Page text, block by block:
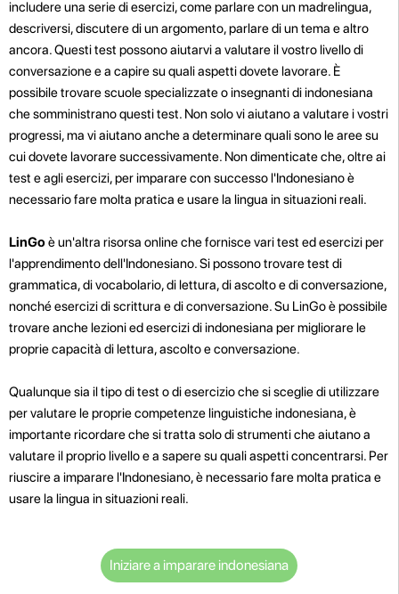
includere una serie di esercizi, come parlare con un madrelingua,
descriversi, discutere di un argomento, parlare di un tema e altro
ancora. Questi test possono aiutarvi a valutare il vostro livello di
conversazione e a capire su quali aspetti dovete lavorare. È
possibile trovare scuole specializzate o insegnanti di indonesiana
che somministrano questi test. Non solo vi aiutano a valutare i vostri
progressi, ma vi aiutano anche a determinare quali sono le aree su
cui dovete lavorare successivamente. Non dimenticate che, oltre ai
test e agli esercizi, per imparare con successo l'Indonesiano è
necessario fare molta pratica e usare la lingua in situazioni reali.
LinGoè un'altra risorsa online che fornisce vari test ed esercizi per
l'apprendimento dell'Indonesiano. Si possono trovare test di
grammatica, di vocabolario, di lettura, di ascolto e di conversazione,
nonché esercizi di scrittura e di conversazione. Su LinGo è possibile
trovare anche lezioni ed esercizi di indonesiana per migliorare le
proprie capacità di lettura, ascolto e conversazione.
Qualunque sia il tipo di test o di esercizio che si sceglie di utilizzare
per valutare le proprie competenze linguistiche indonesiana, è
importante ricordare che si tratta solo di strumenti che aiutano a
valutare il proprio livello e a sapere su quali aspetti concentrarsi. Per
riuscire a imparare l'Indonesiano, è necessario fare molta pratica e
usare la lingua in situazioni reali.
Iniziare a imparare indonesiana